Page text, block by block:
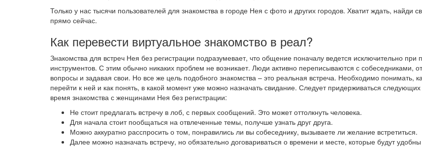
Только у нас тысячи пользователей для знакомства в городе Нея с фото и других городов. Хватит ждать, найди
прямо сейчас.
Как перевести виртуальное знакомство в реал?
Знакомства для встреч Нея без регистрации подразумевает, что общение поначалу ведется исключительно при
инструментов. С этим обычно никаких проблем не возникает. Люди активно переписываются с собеседниками,
вопросы и задавая свои. Но все же цель подобного знакомства – это реальная встреча. Необходимо понимать,
перейти к ней и как понять, в какой момент уже можно назначать свидание. Следует придерживаться
время знакомства с женщинами Нея без регистрации:
Не стоит предлагать встречу в лоб, с первых сообщений. Это может оттолкнуть человека.
Для начала стоит пообщаться на отвлеченные темы, получше узнать друг друга.
Можно аккуратно расспросить о том, понравились ли вы собеседнику, вызываете ли желание встретиться.
Далее можно назначать встречу, но обязательно договариваться о времени и месте, которые будут